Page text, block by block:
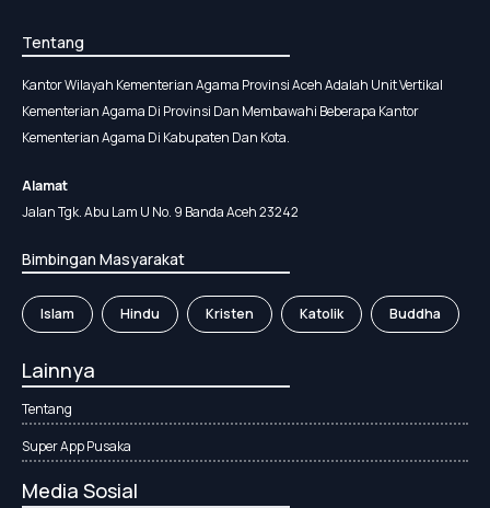
Tentang
Kantor Wilayah Kementerian Agama Provinsi Aceh Adalah Unit Vertikal
Kementerian Agama Di Provinsi Dan Membawahi Beberapa Kantor
Kementerian Agama Di Kabupaten Dan Kota.
Alamat
Jalan Tgk. Abu Lam U No. 9 Banda Aceh 23242
Bimbingan Masyarakat
Islam Hindu Kristen Katolik Buddha
Lainnya
Tentang
Super App Pusaka
Media Sosial